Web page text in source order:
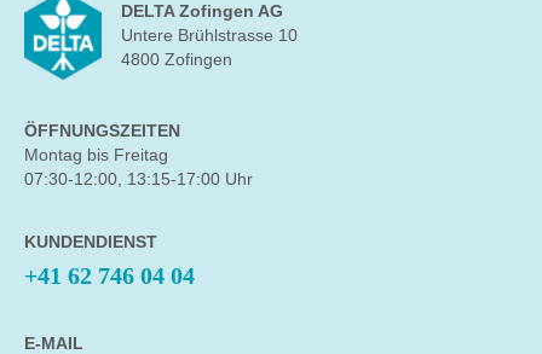
DELTA Zofingen AG
Untere Brühlstrasse 10
4800 Zofingen
ÖFFNUNGSZEITEN
Montag bis Freitag
07:30-12:00, 13:15-17:00 Uhr
KUNDENDIENST
+41 62 746 04 04
E-MAIL